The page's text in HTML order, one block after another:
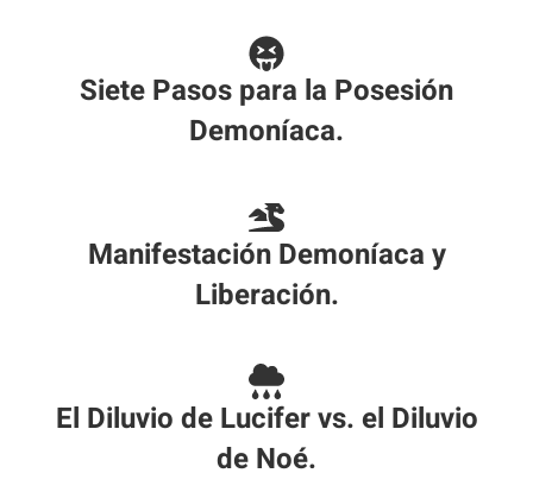
Siete Pasos para la Posesión
Demoníaca.
Manifestación Demoníaca y
Liberación.
El Diluvio de Lucifer vs. el Diluvio
de Noé.